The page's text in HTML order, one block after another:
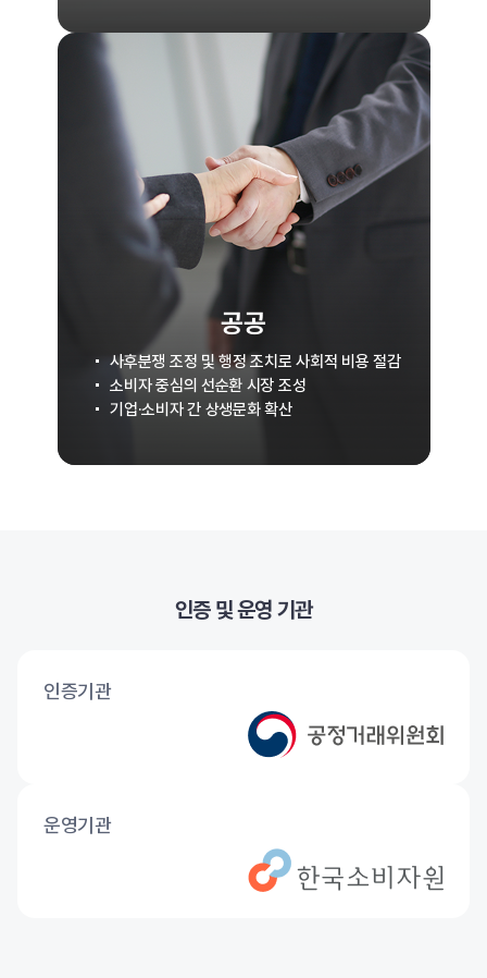
공공
사후분쟁 조정 및 행정 조치로 사회적 비용 절감
소비자 중심의 선순환 시장 조성
기업·소비자 간 상생문화 확산
인증 및 운영 기관
인증기관
운영기관